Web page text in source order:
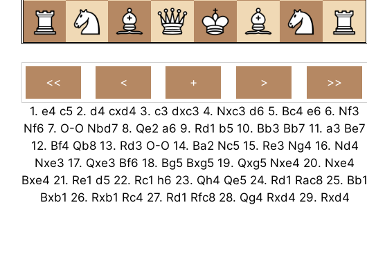
1. e4 c5 2. d4 cxd4 3. c3 dxc3 4. Nxc3 d6 5. Bc4 e6 6. Nf3
Nf6 7. O-O Nbd7 8. Qe2 a6 9. Rd1 b5 10. Bb3 Bb7 11. a3 Be7
12. Bf4 Qb8 13. Rd3 O-O 14. Ba2 Nc5 15. Re3 Ng4 16. Nd4
Nxe3 17. Qxe3 Bf6 18. Bg5 Bxg5 19. Qxg5 Nxe4 20. Nxe4
Bxe4 21. Re1 d5 22. Rc1 h6 23. Qh4 Qe5 24. Rd1 Rac8 25. Bb1
Bxb1 26. Rxb1 Rc4 27. Rd1 Rfc8 28. Qg4 Rxd4 29. Rxd4